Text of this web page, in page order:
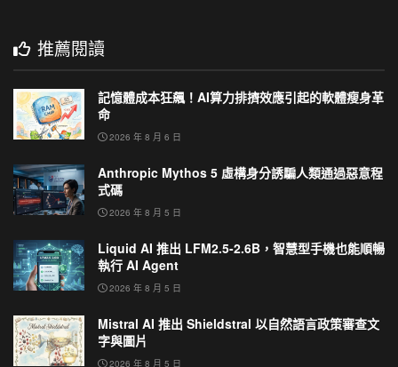
推薦閱讀
記憶體成本狂飆！AI算力排擠效應引起的軟體瘦身革
命
2026 年 8 月 6 日
Anthropic Mythos 5 虛構身分誘騙人類通過惡意程
式碼
2026 年 8 月 5 日
Liquid AI 推出 LFM2.5-2.6B，智慧型手機也能順暢
執行 AI Agent
2026 年 8 月 5 日
Mistral AI 推出 Shieldstral 以自然語言政策審查文
字與圖片
2026 年 8 月 5 日